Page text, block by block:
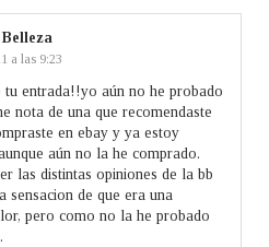
a las 9:23
tu entrada!!yo aún no he probado
nota de una que recomendaste
en ebay y ya estoy
aún no la he comprado.
las distintas opiniones de la bb
sensacion de que era una
pero como no la he probado